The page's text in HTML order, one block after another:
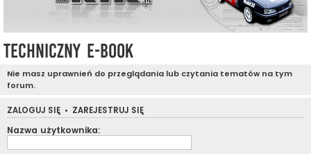
k
k
a
Techniczny e-book
Nie masz uprawnień do przeglądania lub czytania tematów na tym
forum.
ZALOGUJ SIĘ • ZAREJESTRUJ SIĘ
Nazwa użytkownika: